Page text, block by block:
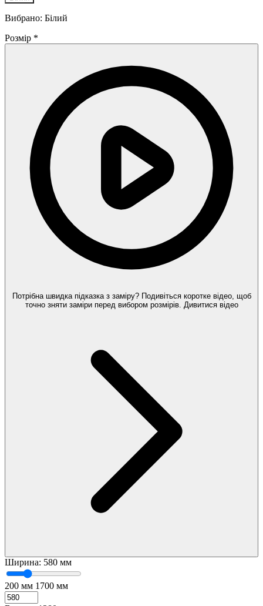
Вибрано: Білий
Розмір *
Потрібна швидка підказка з заміру? Подивіться коротке відео, щоб
точно зняти заміри перед вибором розмірів. Дивитися відео
Ширина: 580 мм
200 мм 1700 мм